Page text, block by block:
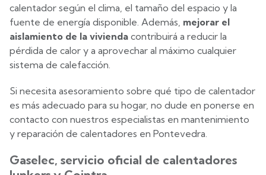
calentador según el clima, el tamaño del espacio y la
fuente de energía disponible. Además, mejorar el
aislamiento de la vivienda contribuirá a reducir la
pérdida de calor y a aprovechar al máximo cualquier
sistema de calefacción.
Si necesita asesoramiento sobre qué tipo de calentador
es más adecuado para su hogar, no dude en ponerse en
contacto con nuestros especialistas en mantenimiento
y reparación de calentadores en Pontevedra.
Gaselec, servicio oficial de calentadores